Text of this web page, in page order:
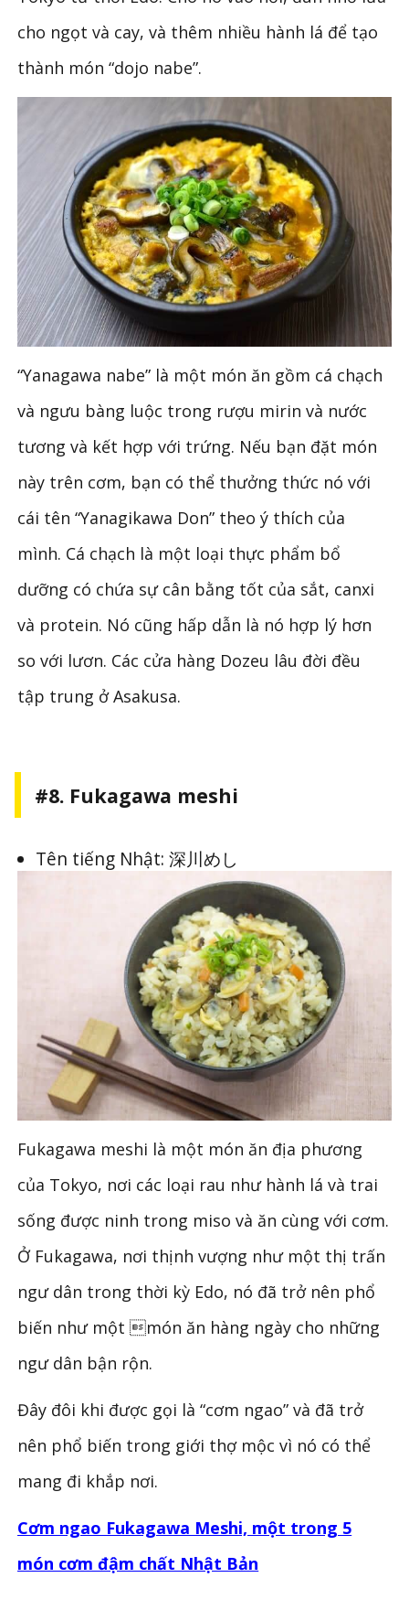
cho ngọt và cay, và thêm nhiều hành lá để tạo
thành món “dojo nabe”.
“Yanagawa nabe” là một món ăn gồm cá chạch
và ngưu bàng luộc trong rượu mirin và nước
tương và kết hợp với trứng. Nếu bạn đặt món
này trên cơm, bạn có thể thưởng thức nó với
cái tên “Yanagikawa Don” theo ý thích của
mình. Cá chạch là một loại thực phẩm bổ
dưỡng có chứa sự cân bằng tốt của sắt, canxi
và protein. Nó cũng hấp dẫn là nó hợp lý hơn
so với lươn. Các cửa hàng Dozeu lâu đời đều
tập trung ở Asakusa.
#8. Fukagawa meshi
Tên tiếng Nhật: 深川めし
Fukagawa meshi là một món ăn địa phương
của Tokyo, nơi các loại rau như hành lá và trai
sống được ninh trong miso và ăn cùng với cơm.
Ở Fukagawa, nơi thịnh vượng như một thị trấn
ngư dân trong thời kỳ Edo, nó đã trở nên phổ
biến như một món ăn hàng ngày cho những
ngư dân bận rộn.
Đây đôi khi được gọi là “cơm ngao” và đã trở
nên phổ biến trong giới thợ mộc vì nó có thể
mang đi khắp nơi.
Cơm ngao Fukagawa Meshi, một trong 5
món cơm đậm chất Nhật Bản